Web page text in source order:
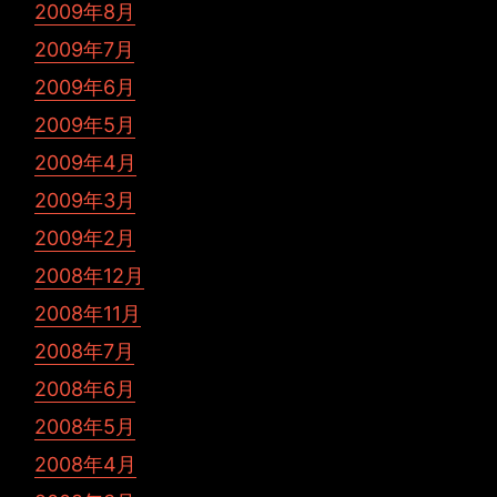
2009年8月
2009年7月
2009年6月
2009年5月
2009年4月
2009年3月
2009年2月
2008年12月
2008年11月
2008年7月
2008年6月
2008年5月
2008年4月